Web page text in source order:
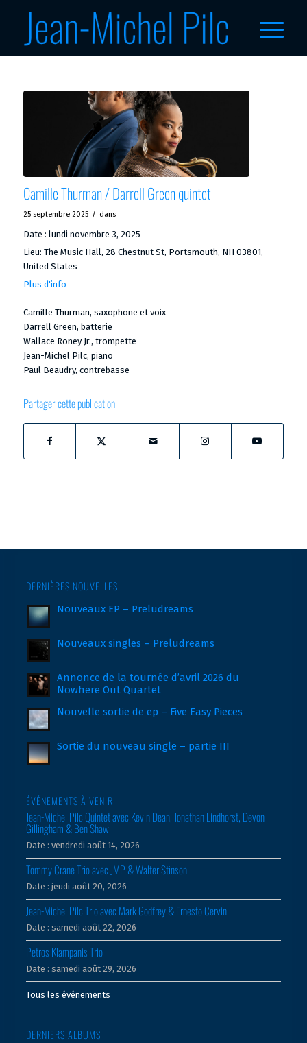
Camille Thurman / Darrell Green quintet
25 septembre 2025 / dans
Date : lundi novembre 3, 2025
Lieu: The Music Hall, 28 Chestnut St, Portsmouth, NH 03801,
United States
Plus d'info
Camille Thurman, saxophone et voix
Darrell Green, batterie
Wallace Roney Jr., trompette
Jean-Michel Pilc, piano
Paul Beaudry, contrebasse
Partager cette publication
DERNIÈRES NOUVELLES
Nouveaux EP – Preludreams
Nouveaux singles – Preludreams
Annonce de la tournée d’avril 2026 du
Nowhere Out Quartet
Nouvelle sortie de ep – Five Easy Pieces
Sortie du nouveau single – partie III
ÉVÉNEMENTS À VENIR
Jean-Michel Pilc Quintet avec Kevin Dean, Jonathan Lindhorst, Devon
Gillingham & Ben Shaw
Date : vendredi août 14, 2026
Tommy Crane Trio avec JMP & Walter Stinson
Date : jeudi août 20, 2026
Jean-Michel Pilc Trio avec Mark Godfrey & Ernesto Cervini
Date : samedi août 22, 2026
Petros Klampanis Trio
Date : samedi août 29, 2026
Tous les événements
DERNIERS ALBUMS